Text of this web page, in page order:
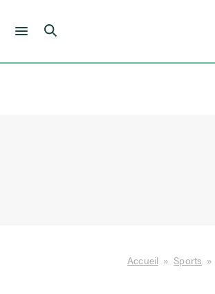
Skip
Accueil » Sports »